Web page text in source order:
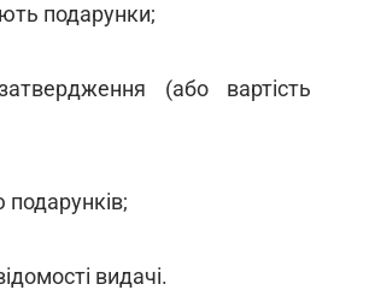
подарунки;
(або вартість
подарунків;
видачі.